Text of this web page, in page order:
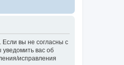
вы не согласны с
вас об
исправления